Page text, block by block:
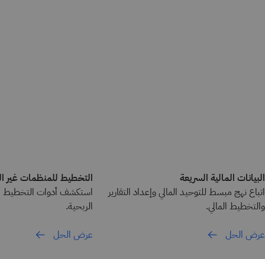
البيانات المالية السريعة
اتباع نهج مبسط للتوحيد المالي وإعداد التقارير
والتخطيط المالي.
عرض الحل
التخطيط للمنظمات غير
استكشف أدوات التخطيط
الربحية.
عرض الحل